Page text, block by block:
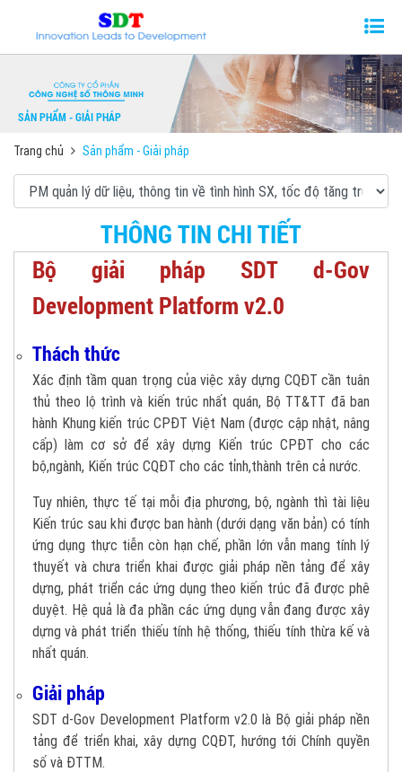
SẢN PHẨM - GIẢI PHÁP
Trang chủ Sản phẩm - Giải pháp
THÔNG TIN CHI TIẾT
Bộ giải pháp SDT d-Gov
Development Platform v2.0
Thách thức
Xác định tầm quan trọng của việc xây dựng CQĐT cần tuân
thủ theo lộ trình và kiến trúc nhất quán, Bộ TT&TT đã ban
hành Khung kiến trúc CPĐT Việt Nam (được cập nhật, nâng
cấp) làm cơ sở để xây dựng Kiến trúc CPĐT cho các
bộ,ngành, Kiến trúc CQĐT cho các tỉnh,thành trên cả nước.
Tuy nhiên, thực tế tại mỗi địa phương, bộ, ngành thì tài liệu
Kiến trúc sau khi được ban hành (dưới dạng văn bản) có tính
ứng dụng thực tiễn còn hạn chế, phần lớn vẫn mang tính lý
thuyết và chưa triển khai được giải pháp nền tảng để xây
dựng, phát triển các ứng dụng theo kiến trúc đã được phê
duyệt. Hệ quả là đa phần các ứng dụng vẫn đang được xây
dựng và phát triển thiếu tính hệ thống, thiếu tính thừa kế và
nhất quán.
Giải pháp
SDT d-Gov Development Platform v2.0 là Bộ giải pháp nền
tảng để triển khai, xây dựng CQĐT, hướng tới Chính quyền
số và ĐTTM.